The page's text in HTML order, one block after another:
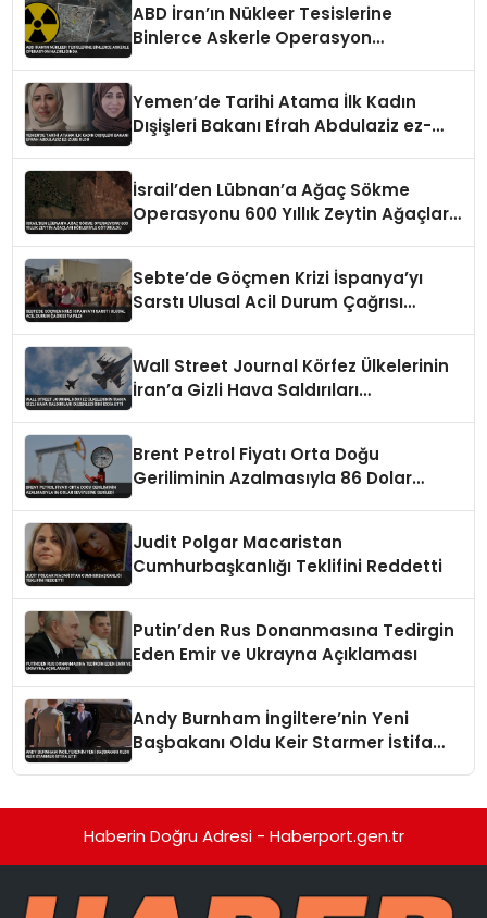
ABD İran’ın Nükleer Tesislerine
Binlerce Askerle Operasyon
Yemen’de Tarihi Atama İlk Kadın
Dışişleri Bakanı Efrah Abdulaziz ez-
İsrail’den Lübnan’a Ağaç Sökme
Operasyonu 600 Yıllık Zeytin Ağaçları
Sebte’de Göçmen Krizi İspanya’yı
Sarstı Ulusal Acil Durum Çağrısı
Wall Street Journal Körfez Ülkelerinin
İran’a Gizli Hava Saldırıları
Brent Petrol Fiyatı Orta Doğu
Geriliminin Azalmasıyla 86 Dolar
Judit Polgar Macaristan
Cumhurbaşkanlığı Teklifini Reddetti
Putin’den Rus Donanmasına Tedirgin
Eden Emir ve Ukrayna Açıklaması
Andy Burnham İngiltere’nin Yeni
Başbakanı Oldu Keir Starmer İstifa
Haberin Doğru Adresi - Haberport.gen.tr